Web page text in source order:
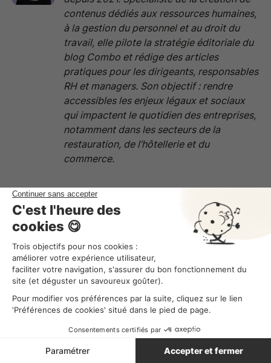
Ebook - Le guide ultime pour digitaliser ses RH
Obtenir le guide
contenus dédiés aux ressources humaines,
à la gestion du personnel et au droit du
travail, elle pilote la stratégie éditoriale du
blog Combo et rédige des articles
pratiques pour les dirigeants, responsables
RH et managers. Son objectif : rendre
accessibles les enjeux légaux et sociaux
qui impactent le quotidien des entreprises,
notamment dans les secteurs de la
restauration, de l’hôtellerie et du
commerce.
Ces articles pourraient vous
intéresser